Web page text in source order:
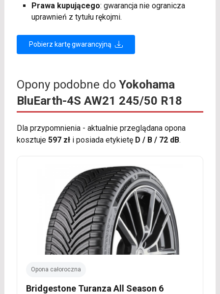
Prawa kupującego: gwarancja nie ogranicza
uprawnień z tytułu rękojmi.
Pobierz kartę gwarancyjną
Opony podobne do Yokohama
BluEarth-4S AW21 245/50 R18
Dla przypomnienia - aktualnie przeglądana opona
kosztuje 597 złi posiada etykietę D / B / 72 dB.
Opona całoroczna
Bridgestone Turanza All Season 6